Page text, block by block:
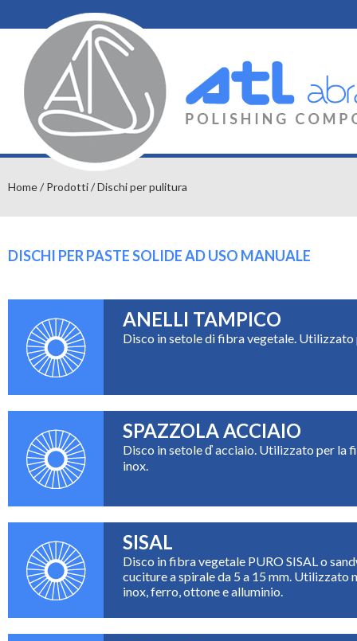
Home/ Prodotti/ Dischi per pulitura
DISCHI PER PASTE SOLIDE AD USO MANUALE
ANELLI TAMPICO
Disco in setole di fibra vegetale.
SPAZZOLA ACCIAIO
Disco in setole ď acciaio. Utilizzato per la
inox.
SISAL
Disco in fibra vegetale PURO SISAL o
cuciture a spirale da 5 a 15 mm. Utilizzato
inox, ferro, ottone e alluminio.